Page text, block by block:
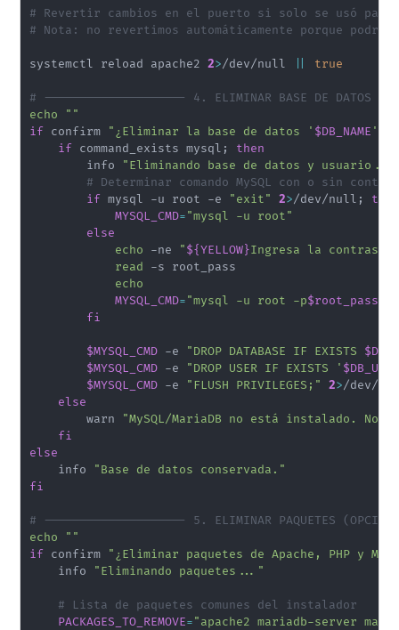
# Revertir cambios en el puerto si solo se usó para
# Nota: no revertimos automáticamente porque
systemctl reload apache2 2>/dev/null true
# -------------------- 4. ELIMINAR BASE DE DATOS Y
echo
""
if confirm "¿Eliminar la base de datos ' $DB_NAME ' y
if command_exists mysql ;
then
        info
"Eliminando base de datos y
# Determinar comando MySQL con o sin
if mysql -u root -e "exit" 2>/dev/null ;
MYSQL_CMD="mysql -u root"
else
echo -ne "${YELLOW}Ingresa la
read -s root_pass
echo
MYSQL_CMD="mysql -u root -p$root_pass
fi
$MYSQL_CMD -e "DROP DATABASE IF EXISTS
$MYSQL_CMD -e "DROP USER IF EXISTS '
$MYSQL_CMD -e "FLUSH PRIVILEGES;" 2>/dev/
else
        warn
"MySQL/MariaDB no está instalado.
fi
else
    info
"Base de datos conservada."
fi
# -------------------- 5. ELIMINAR PAQUETES
echo
""
if confirm "¿Eliminar paquetes de Apache, PHP y
    info
"Eliminando paquetes..."
# Lista de paquetes comunes del instalador
PACKAGES_TO_REMOVE="apache2 mariadb-server